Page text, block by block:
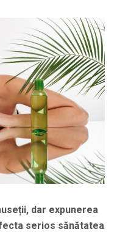
dar expunerea
serios sănătatea